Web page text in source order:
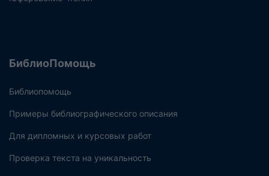
БиблиоПомощь
Библиопомощь
Примеры библиографического описания
Для дипломных и курсовых работ
Проверка текста на уникальность